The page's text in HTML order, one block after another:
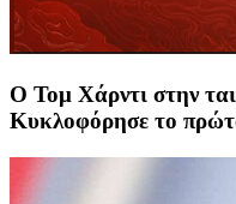
Ο Τομ Χάρντι στην
Κυκλοφόρησε το